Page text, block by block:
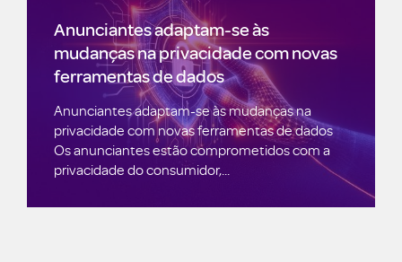
com novas
na
de dados
com a
Como Integrar Big Data e
Computing
Dominando o Jogo: Como Integrar Big
Cloud Computing para o Sucesso do
Projeto de Dados Saiba como...